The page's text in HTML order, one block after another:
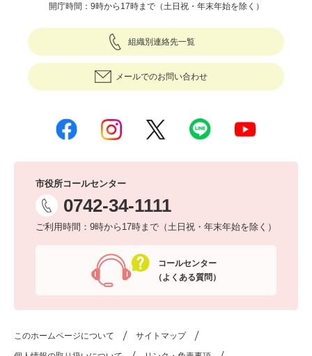
開庁時間：9時から17時まで（土日祝・年末年始を除く）
組織別連絡先一覧
メールでのお問い合わせ
市役所コールセンター
0742-34-1111
ご利用時間：9時から17時まで（土日祝・年末年始を除く）
コールセンター
（よくある質問）
このホームページについて サイトマップ